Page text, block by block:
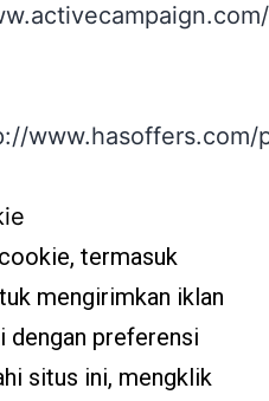
www.hasoffers.com/
termasuk
mengirimkan iklan
dengan preferensi
situs ini, mengklik